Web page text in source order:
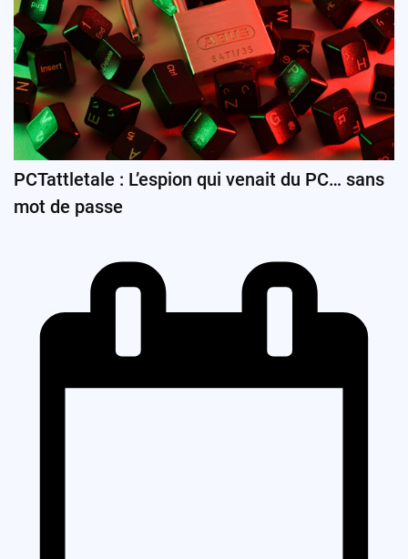
PCTattletale : L’espion qui venait du PC… sans
mot de passe